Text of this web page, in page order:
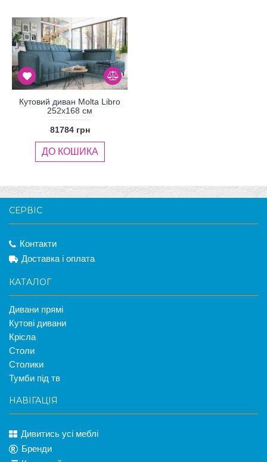
Кутовий диван Molta Libro
252x168 см
81784 грн
ДО КОШИКА
СЕРВІС
Контакти
Доставка і оплата
КАТАЛОГ
Дивани прямі
Кутові дивани
Крісла
Столи
Столики
Тумби під тв
НАВІГАЦІЯ
Дивитись усі меблі
Бренди